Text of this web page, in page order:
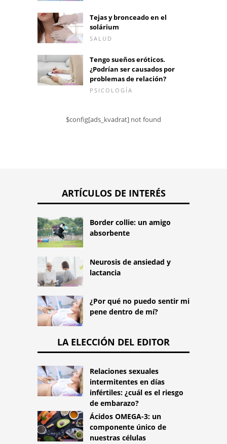
Tejas y bronceado en el
solárium
SALUD
Tengo sueños eróticos.
¿Podrían ser causados ​​por
problemas de relación?
PSICOLOGÍA
$config[ads_kvadrat] not found
ARTÍCULOS DE INTERÉS
Border collie: un amigo
absorbente
Neurosis de ansiedad y
lactancia
¿Por qué no puedo sentir mi
pene dentro de mí?
LA ELECCIÓN DEL EDITOR
Relaciones sexuales
intermitentes en días
infértiles: ¿cuál es el riesgo
de embarazo?
Ácidos OMEGA-3: un
componente único de
nuestras células